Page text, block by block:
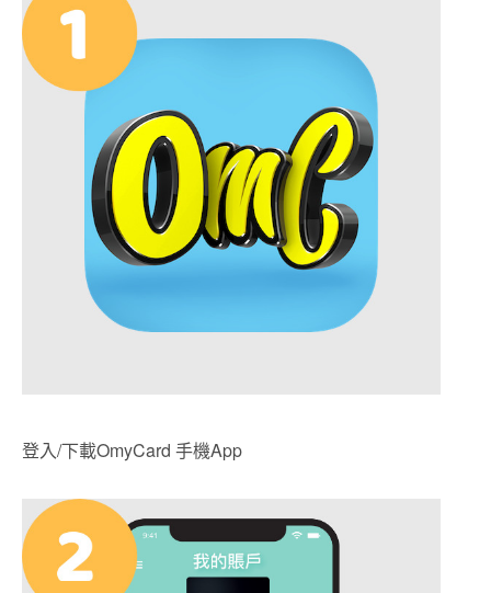
登入/下載OmyCard 手機App